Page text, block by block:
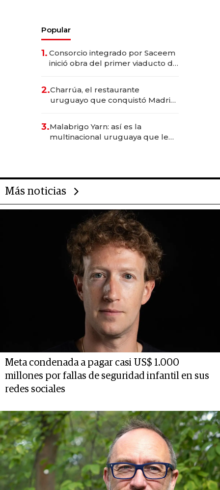
Popular
1. Consorcio integrado por Saceem
inició obra del primer viaducto de
millones
2.Charrúa, el restaurante
uruguayo que conquistó Madrid:
anticipación y prepara apertura
3.Malabrigo Yarn: así es la
multinacional uruguaya que le
Más noticias
Meta condenada a pagar casi US$ 1.000
millones por fallas de seguridad infantil en sus
redes sociales